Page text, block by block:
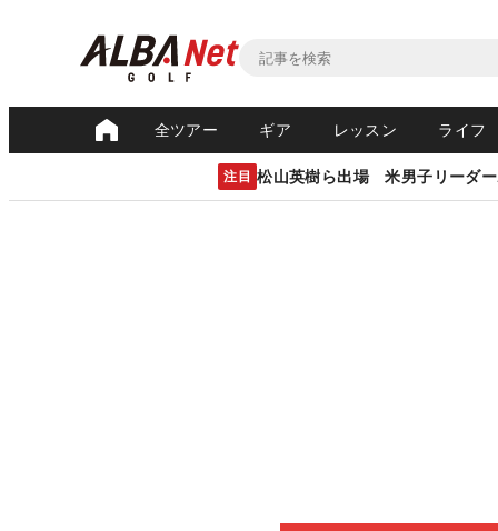
全ツアー ギア レッスン ライフ
注目 松山英樹ら出場 米男子リーダ